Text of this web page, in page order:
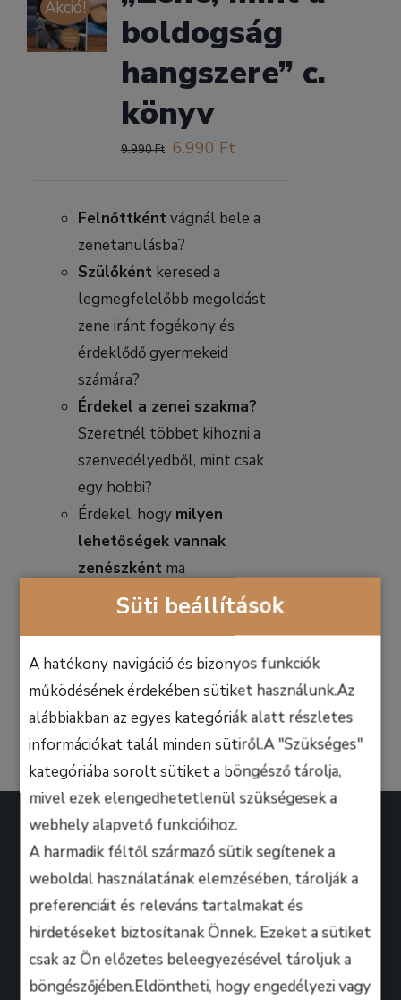
Süti beállítások
A hatékony navigáció és bizonyos funkciók
működésének érdekében sütiket használunk.Az
alábbiakban az egyes kategóriák alatt részletes
információkat talál minden sütiről.A "Szükséges"
kategóriába sorolt sütiket a böngésző tárolja,
mivel ezek elengedhetetlenül szükségesek a
webhely alapvető funkcióihoz.
A harmadik féltől származó sütik segítenek a
weboldal használatának elemzésében, tárolják a
preferenciáit és releváns tartalmakat és
hirdetéseket biztosítanak Önnek. Ezeket a sütiket
csak az Ön előzetes beleegyezésével tároljuk a
böngészőjében.Eldöntheti, hogy engedélyezi vagy
Akció!
boldogság
hangszere” c.
könyv
9.990Ft Original
9.990 Ft.
6.990 FtCurrent
6.990 Ft.
Felnőttként vágnál bele a
zenetanulásba?
Szülőként keresed a
legmegfelelőbb megoldást
zene iránt fogékony és
érdeklődő gyermekeid
számára?
Érdekel a zenei szakma?
Szeretnél többet kihozni a
szenvedélyedből, mint csak
egy hobbi?
Érdekel, hogy milyen
lehetőségek vannak
zenészkéntma
Magyarországon és a
Kosárba
teszem
Részletek
A B.M. Music School magasan képzett zenész-
oktatói úgy döntöttek, hogy ezen a platformon
keresztül professzionális keretek között, mindenki
számára lehetőséget biztosítanak arra, hogy